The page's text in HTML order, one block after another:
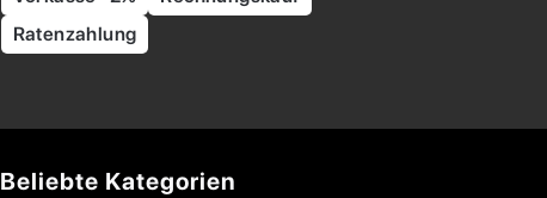
Ratenzahlung
Beliebte Kategorien